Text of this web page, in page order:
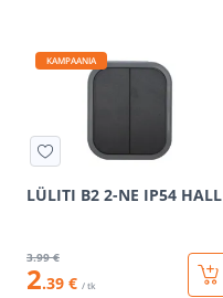
KAMPAANIA
LÜLITI B2 2-NE IP54 HALL
3.99 €
2.39 € / tk